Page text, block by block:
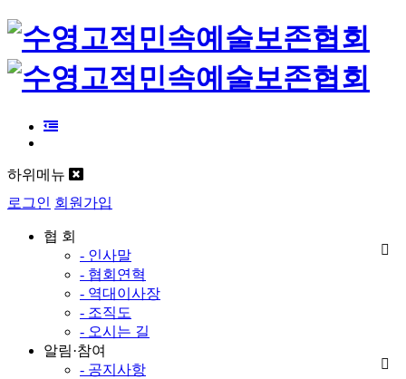
하위메뉴
로그인 회원가입
협 회
- 인사말
- 협회연혁
- 역대이사장
- 조직도
- 오시는 길
알림·참여
- 공지사항